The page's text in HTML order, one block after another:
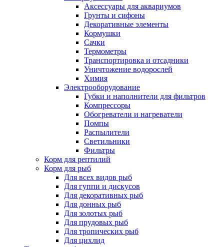
Аксессуары для аквариумов
Грунты и сифоны
Декоративные элементы
Кормушки
Сачки
Термометры
Транспортировка и отсадники
Уничтожение водорослей
Химия
Электрооборудование
Губки и наполнители для фильтров
Компрессоры
Обогреватели и нагреватели
Помпы
Распылители
Светильники
Фильтры
Корм для рептилий
Корм для рыб
Для всех видов рыб
Для гуппи и дискусов
Для декоративных рыб
Для донных рыб
Для золотых рыб
Для прудовых рыб
Для тропических рыб
Для цихлид